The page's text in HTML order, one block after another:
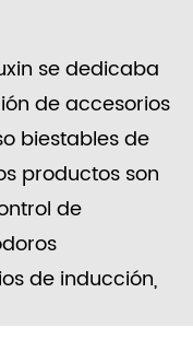
se dedicaba
de accesorios
biestables de
productos son
de
de inducción,